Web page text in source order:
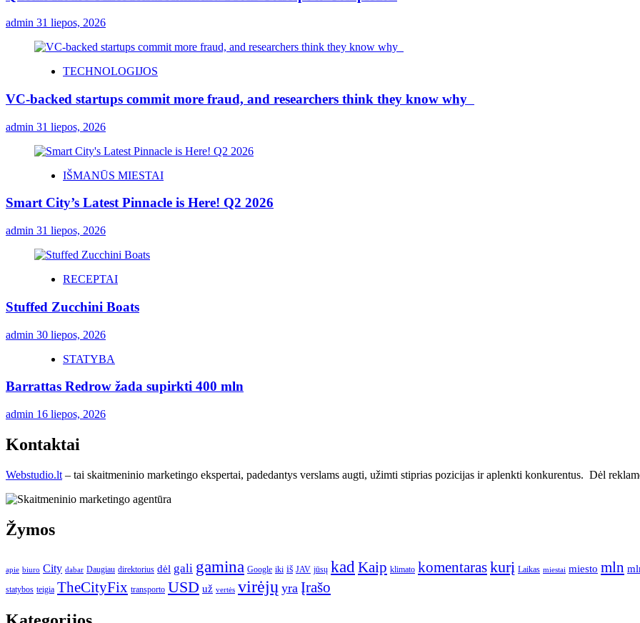
admin 31 liepos, 2026
TECHNOLOGIJOS
VC-backed startups commit more fraud, and researchers think they know why
admin 31 liepos, 2026
IŠMANŪS MIESTAI
Smart City’s Latest Pinnacle is Here! Q2 2026
admin 31 liepos, 2026
RECEPTAI
Stuffed Zucchini Boats
admin 30 liepos, 2026
STATYBA
Barrattas Redrow žada supirkti 400 mln
admin 16 liepos, 2026
Kontaktai
Webstudio.lt – tai skaitmeninio marketingo ekspertai, padedantys verslams augti, užimti stiprias pozicijas ir aplenkti konkurentus. Dėl
Žymos
apie biuro City dabar Daugiau direktorius dėl gali gamina Google iki iš JAV jūsų kad Kaip klimato komentaraskurį Laikas miestai miesto mln
statybos teigia TheCityFix transporto USD už vertės virėjų yra Įrašo